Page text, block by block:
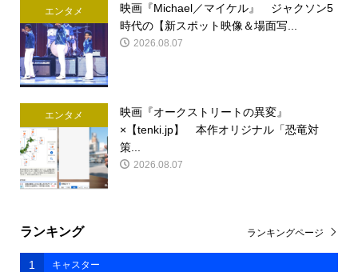
エンタメ
映画『Michael／マイケル』 ジャクソン5
時代の【新スポット映像＆場面写...
2026.08.07
エンタメ
映画『オークストリートの異変』
×【tenki.jp】 本作オリジナル「恐竜対
策...
2026.08.07
ランキング
1 キャスター
ランキングページ